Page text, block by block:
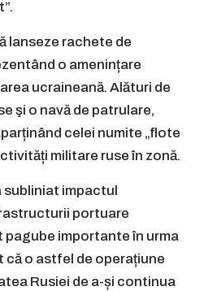
lanseze rachete de
o amenințare
ucraineană. Alături de
şi o navă de patrulare,
celei numite „flote
militare ruse în zonă.
subliniat impactul
portuare
importante în urma
că o astfel de operațiune
Rusiei de a-și continua